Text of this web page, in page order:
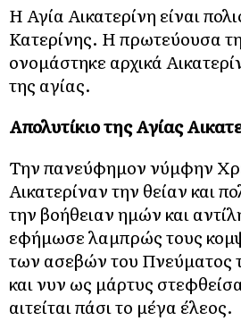
Η Αγία Αικατερίνη είναι
Κατερίνης. Η πρωτεύουσα
ονομάστηκε αρχικά
της αγίας.
Απολυτίκιο της Αγίας
Την πανεύφημον νύμφην
Αικατερίναν την θείαν και
την βοήθειαν ημών και
εφήμωσε λαμπρώς τους
των ασεβών του Πνεύματος
και νυν ως μάρτυς
αιτείται πάσι το μέγα έλεος.